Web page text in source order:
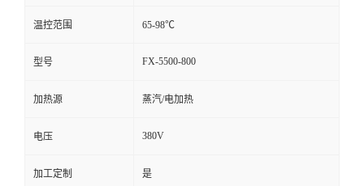
温控范围 65-98℃
型号 FX-5500-800
加热源 蒸汽/电加热
电压 380V
加工定制 是